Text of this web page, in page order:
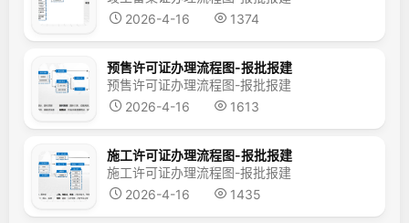
2026-4-16
1374
预售许可证办理流程图-报批报建
预售许可证办理流程图-报批报建
2026-4-16
1613
施工许可证办理流程图-报批报建
施工许可证办理流程图-报批报建
2026-4-16
1435